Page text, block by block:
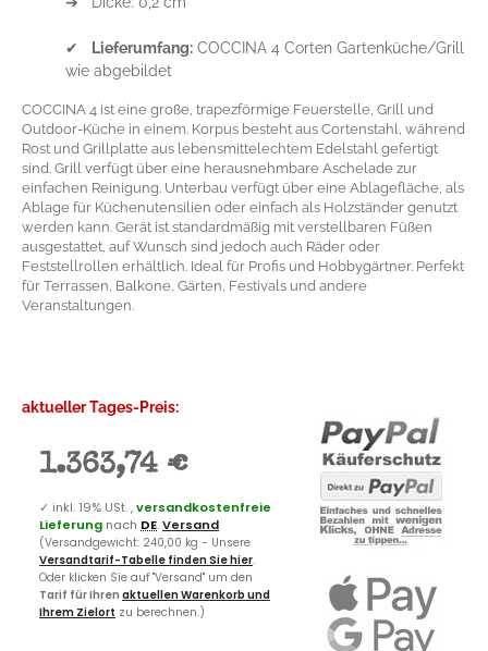
✔ Lieferumfang: COCCINA 4 Corten Gartenküche/Grill
wie abgebildet
COCCINA 4 ist eine große, trapezförmige Feuerstelle, Grill und
Outdoor-Küche in einem. Korpus besteht aus Cortenstahl, während
Rost und Grillplatte aus lebensmittelechtem Edelstahl gefertigt
sind. Grill verfügt über eine herausnehmbare Aschelade zur
einfachen Reinigung. Unterbau verfügt über eine Ablagefläche, als
Ablage für Küchenutensilien oder einfach als Holzständer genutzt
werden kann. Gerät ist standardmäßig mit verstellbaren Füßen
ausgestattet, auf Wunsch sind jedoch auch Räder oder
Feststellrollen erhältlich. Ideal für Profis und Hobbygärtner. Perfekt
für Terrassen, Balkone, Gärten, Festivals und andere
Veranstaltungen.
aktueller Tages-Preis:
1.363,74 €
✓ inkl. 19% USt. ,versandkostenfreie
Lieferung nach DE.Versand
(Versandgewicht: 240,00 kg - Unsere
Versandtarif-Tabelle finden Sie hier.
Oder klicken Sie auf "Versand" um den
Tarif für Ihren aktuellen Warenkorb und
Ihrem Zielort zu berechnen.)